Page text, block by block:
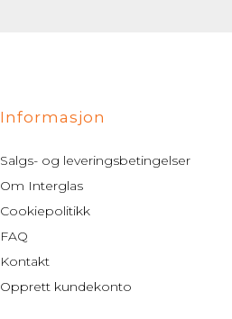
Informasjon
Salgs- og leveringsbetingelser
Om Interglas
Cookiepolitikk
FAQ
Kontakt
Opprett kundekonto